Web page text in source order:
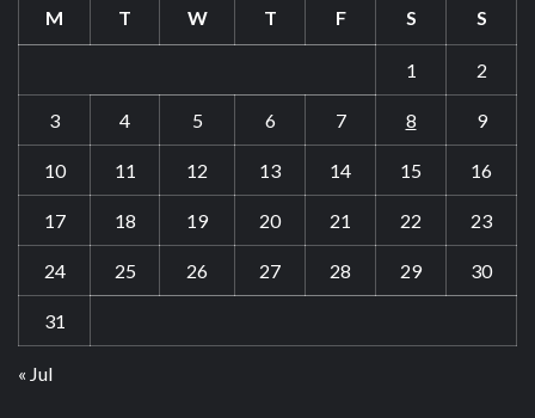
M T W T F S S
1 2
3 4 5 6 7 8 9
10 11 12 13 14 15 16
17 18 19 20 21 22 23
24 25 26 27 28 29 30
31
« Jul